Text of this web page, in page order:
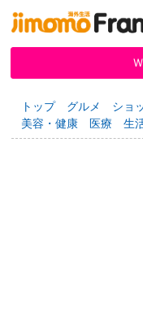
新規登
掲示板 タウン情報
トップ グルメ ショ
美容・健康
医療 生